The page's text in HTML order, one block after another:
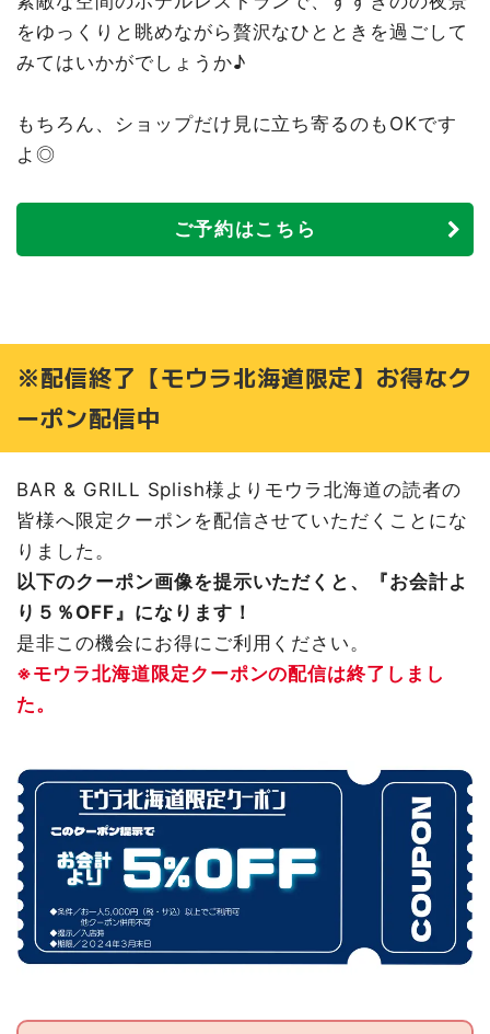
をゆっくりと眺めながら贅沢なひとときを過ごして
みてはいかがでしょうか♪
もちろん、ショップだけ見に立ち寄るのもOKです
よ◎
ご予約はこちら
※配信終了【モウラ北海道限定】お得なク
ーポン配信中
BAR & GRILL Splish様よりモウラ北海道の読者の
皆様へ限定クーポンを配信させていただくことにな
りました。
以下のクーポン画像を提示いただくと、『お会計よ
り５％OFF』になります！
是非この機会にお得にご利用ください。
※モウラ北海道限定クーポンの配信は終了しまし
た。